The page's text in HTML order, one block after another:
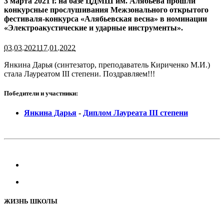
конкурсные прослушивания Межзонального открытого
фестиваля-конкурса «Алябьевская весна» в номинации
«Электроакустические и ударные инструменты».
03.03.202117.01.2022
Янкина Дарья (синтезатор, преподаватель Кириченко М.И.)
стала Лауреатом III степени. Поздравляем!!!
Победители и участники:
Янкина Дарья - Диплом Лауреата III степени
ЖИЗНЬ ШКОЛЫ